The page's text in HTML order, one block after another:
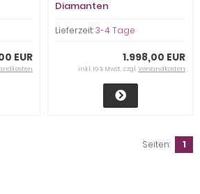
EUR
Diamanten
Lieferzeit:3-4 Tage
1.998,00 EUR
inkl. 19 % MwSt. zzgl.Versandkosten
Seiten: 1